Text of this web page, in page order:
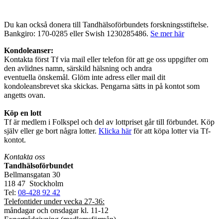
Du kan också donera till Tandhälsoförbundets forskningsstiftelse.
Bankgiro: 170-0285 eller Swish 1230285486. Se mer här
Kondoleanser:
Kontakta först Tf via mail eller telefon för att ge oss uppgifter om
den avlidnes namn, särskild hälsning och andra
eventuella önskemål. Glöm inte adress eller mail dit
kondoleansbrevet ska skickas. Pengarna sätts in på kontot som
angetts ovan.
Köp en lott
Tf är medlem i Folkspel och del av lottpriset går till förbundet. Köp
själv eller ge bort några lotter. Klicka härför att köpa lotter via Tf-
kontot.
Kontakta oss
Tandhälsoförbundet
Bellmansgatan 30
118 47 Stockholm
Tel: 08-428 92 42
Telefontider under vecka 27-36:
måndagar och onsdagar kl. 11-12